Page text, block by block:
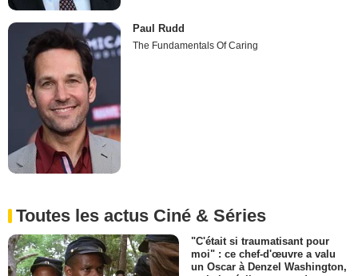
Paul Rudd
The Fundamentals Of Caring
Toutes les actus Ciné & Séries
"C'était si traumatisant pour
moi" : ce chef-d'œuvre a valu
un Oscar à Denzel Washington,